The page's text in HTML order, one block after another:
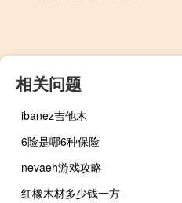
相关问题
ibanez吉他木
6险是哪6种保险
nevaeh游戏攻略
红橡木材多少钱一方